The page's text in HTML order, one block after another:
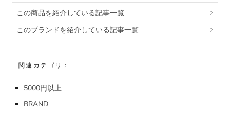
この商品を紹介している記事一覧
このブランドを紹介している記事一覧
関連カテゴリ：
5000円以上
BRAND